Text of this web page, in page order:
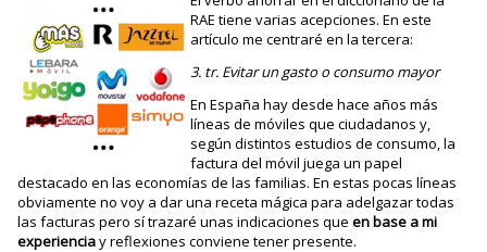
RAE tiene varias acepciones. En este
artículo me centraré en la tercera:
3. tr. Evitar un gasto o consumo mayor
En España hay desde hace años más
líneas de móviles que ciudadanos y,
según distintos estudios de consumo, la
factura del móvil juega un papel
destacado en las economías de las familias. En estas pocas líneas
obviamente no voy a dar una receta mágica para adelgazar todas
las facturas pero sí trazaré unas indicaciones queen base a mi
experienciay reflexiones conviene tener presente.